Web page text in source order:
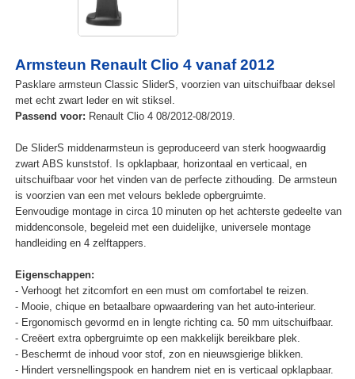
Armsteun Renault Clio 4 vanaf 2012
Pasklare armsteun Classic SliderS, voorzien van uitschuifbaar deksel
met echt zwart leder en wit stiksel.
Passend voor: Renault Clio 4 08/2012-08/2019.
De SliderS middenarmsteun is geproduceerd van sterk hoogwaardig
zwart ABS kunststof. Is opklapbaar, horizontaal en verticaal, en
uitschuifbaar voor het vinden van de perfecte zithouding. De armsteun
is voorzien van een met velours beklede opbergruimte.
Eenvoudige montage in circa 10 minuten op het achterste gedeelte van
middenconsole, begeleid met een duidelijke, universele montage
handleiding en 4 zelftappers.
Eigenschappen:
- Verhoogt het zitcomfort en een must om comfortabel te reizen.
- Mooie, chique en betaalbare opwaardering van het auto-interieur.
- Ergonomisch gevormd en in lengte richting ca. 50 mm uitschuifbaar.
- Creëert extra opbergruimte op een makkelijk bereikbare plek.
- Beschermt de inhoud voor stof, zon en nieuwsgierige blikken.
- Hindert versnellingspook en handrem niet en is verticaal opklapbaar.